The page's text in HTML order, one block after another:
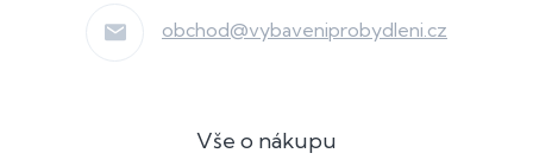
obchod@vybaveniprobydleni.cz
Vše o nákupu